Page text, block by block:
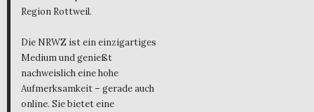
Region Rottweil.
Die NRWZ ist ein einzigartiges
Medium und genießt
nachweislich eine hohe
Aufmerksamkeit – gerade auch
online. Sie bietet eine